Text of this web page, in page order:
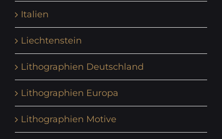
Italien
Liechtenstein
Lithographien Deutschland
Lithographien Europa
Lithographien Motive